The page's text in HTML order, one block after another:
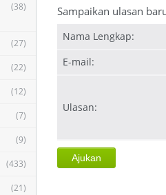
(38)
(27)
(22)
(12)
(7)
(9)
(433)
(21)
Sampaikan ulasan
Nama Lengkap:
E-mail:
Ulasan: